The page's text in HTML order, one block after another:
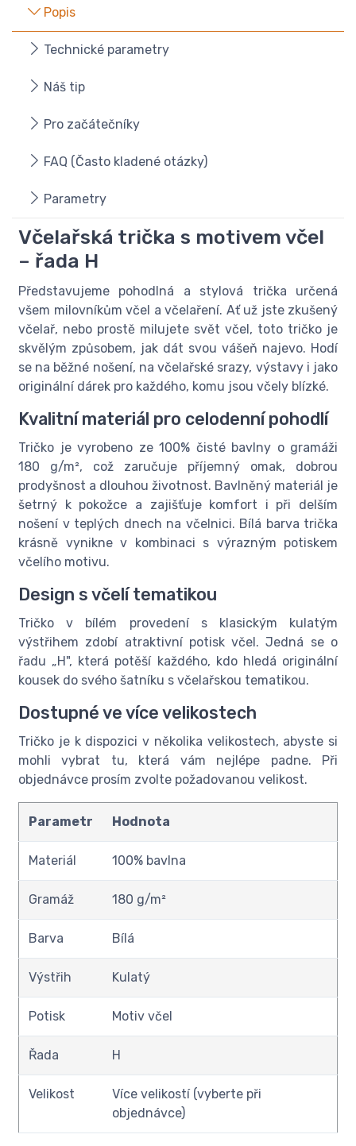
Popis
Technické parametry
Náš tip
Pro začátečníky
FAQ (Často kladené otázky)
Parametry
Včelařská trička s motivem včel
– řada H
Představujeme pohodlná a stylová trička určená
všem milovníkům včel a včelaření. Ať už jste zkušený
včelař, nebo prostě milujete svět včel, toto tričko je
skvělým způsobem, jak dát svou vášeň najevo. Hodí
se na běžné nošení, na včelařské srazy, výstavy i jako
originální dárek pro každého, komu jsou včely blízké.
Kvalitní materiál pro celodenní pohodlí
Tričko je vyrobeno ze 100% čisté bavlny o gramáži
180 g/m², což zaručuje příjemný omak, dobrou
prodyšnost a dlouhou životnost. Bavlněný materiál je
šetrný k pokožce a zajišťuje komfort i při delším
nošení v teplých dnech na včelnici. Bílá barva trička
krásně vynikne v kombinaci s výrazným potiskem
včelího motivu.
Design s včelí tematikou
Tričko v bílém provedení s klasickým kulatým
výstřihem zdobí atraktivní potisk včel. Jedná se o
řadu „H", která potěší každého, kdo hledá originální
kousek do svého šatníku s včelařskou tematikou.
Dostupné ve více velikostech
Tričko je k dispozici v několika velikostech, abyste si
mohli vybrat tu, která vám nejlépe padne. Při
objednávce prosím zvolte požadovanou velikost.
Parametr Hodnota
Materiál 100% bavlna
Gramáž 180 g/m²
Barva Bílá
Výstřih Kulatý
Potisk Motiv včel
Řada H
Velikost
Více velikostí (vyberte při
objednávce)